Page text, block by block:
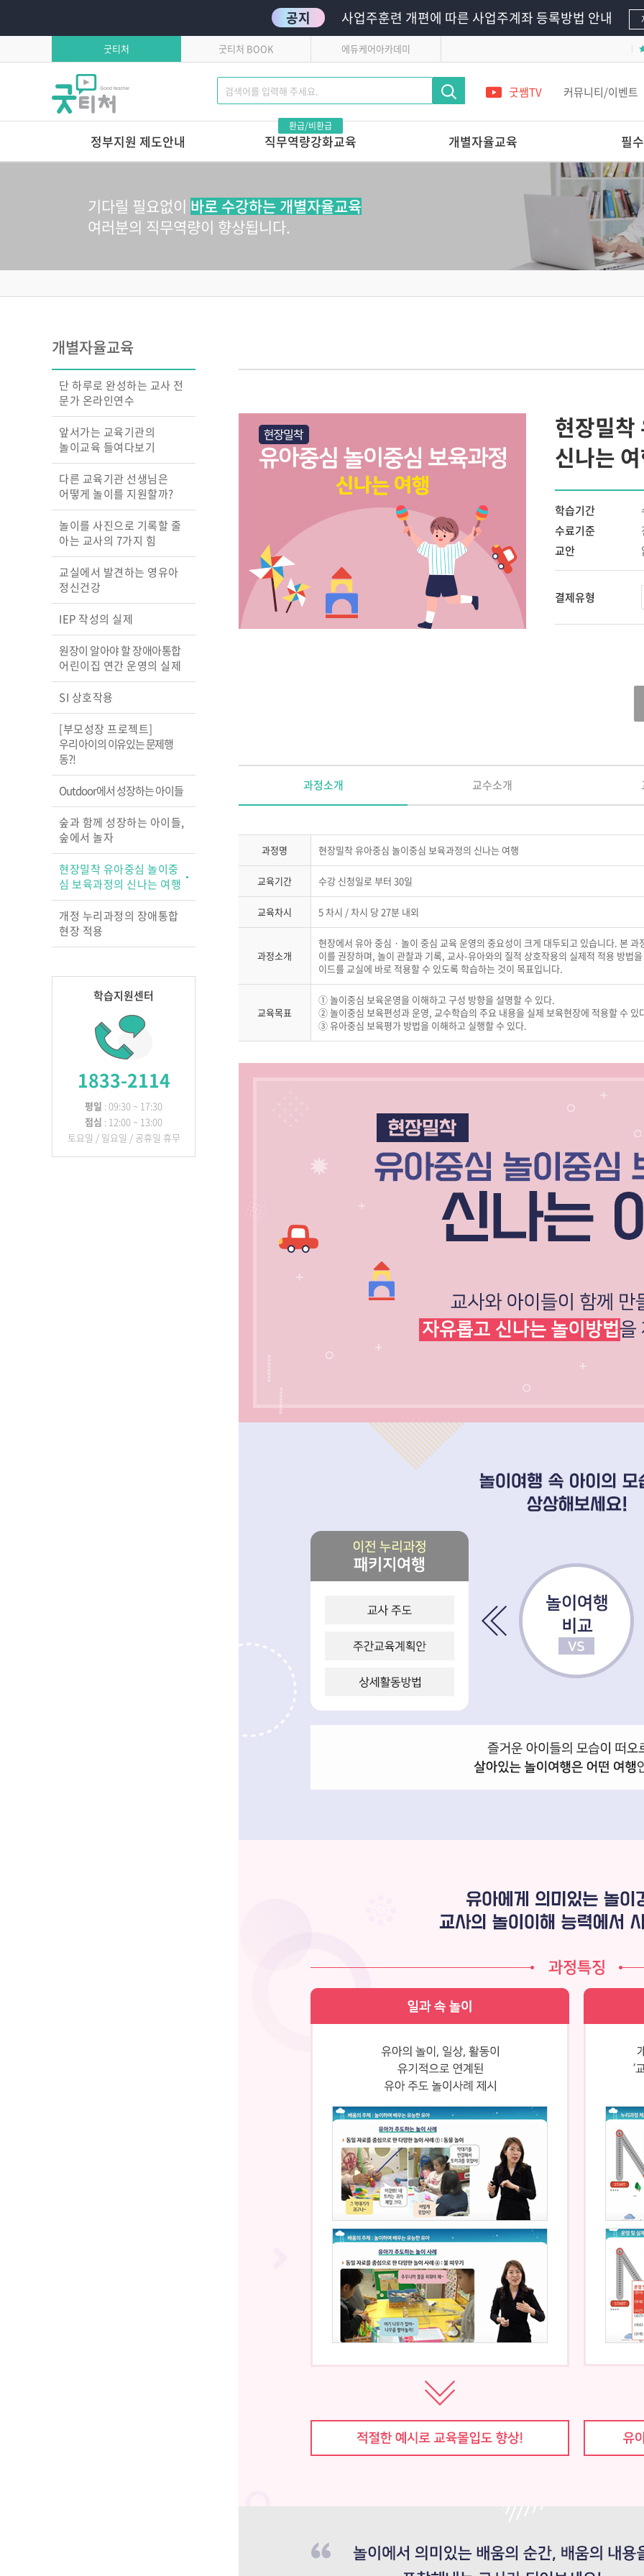
공지 사업주훈련 개편에 따른 사업주계좌 등록방법 안내
굿티처 굿티처 BOOK 에듀케어아카데미
굿쌤TV 커뮤니티/이벤트
정부지원 제도안내
환급/비환급
직무역량강화교육 개별자율교육 필
학습자유의사항
연간교육일정
톡톡 튀는 부모상담 레시피
마음에서 마음으로 주고 받는 교사 상
놀이로 키우는 교사
교실에서 디지털과 만나다
놀이 중심 교육, 숲에서 답을
놀이를 사진으로 기록할 줄 아는
어린이집 연간 운영의 실제
숲과 함께 성장하는 아이들,
숲에서 놀자
현장밀착 유아중심 놀이중심 보육과정
개정 누리과정의 장애통합 현장 적용
필수의무교육
영유아안전교육
어린이안전교육
기다릴 필요없이 바로 수강하는 개별자율교육
여러분의 직무역량이 향상됩니다.
개별자율교육
단 하루로 완성하는 교사 전
문가 온라인연수
앞서가는 교육기관의
놀이교육 들여다보기
다른 교육기관 선생님은
어떻게 놀이를 지원할까?
놀이를 사진으로 기록할 줄
아는 교사의 7가지 힘
교실에서 발견하는 영유아
정신건강
IEP 작성의 실제
원장이 알아야 할 장애아통합
어린이집 연간 운영의 실제
SI 상호작용
[부모성장 프로젝트]
우리 아이의 이유있는 문제행
동?!
Outdoor에서 성장하는 아이들
숲과 함께 성장하는 아이들,
숲에서 놀자
현장밀착 유아중심 놀이중
심 보육과정의 신나는 여행
개정 누리과정의 장애통합
현장 적용
학습지원센터
1833-2114
평일 : 09:30 ~ 17:30
점심 : 12:00 ~ 13:00
토요일 / 일요일 / 공휴일 휴무
현장밀착
신나는
학습기간
수료기준
교안
결제유형
과정소개 교수소개
과정명 현장밀착 유아중심 놀이중심 보육과정의 신나는 여행
교육기간 수강 신청일로 부터 30일
교육차시 5 차시 / 차시 당 27분 내외
과정소개
현장에서 유아 중심 · 놀이 중심 교육 운영의 중요성이 크게 대두되고 있습니다. 본
이를 권장하며, 놀이 관찰과 기록, 교사-유아와의 질적 상호작용의 실제적 적용 방법
이드를 교실에 바로 적용할 수 있도록 학습하는 것이 목표입니다.
교육목표
① 놀이중심 보육운영을 이해하고 구성 방향을 설명할 수 있다.
② 놀이중심 보육편성과 운영, 교수학습의 주요 내용을 실제 보육현장에 적용할 수 있
③ 유아중심 보육평가 방법을 이해하고 실행할 수 있다.